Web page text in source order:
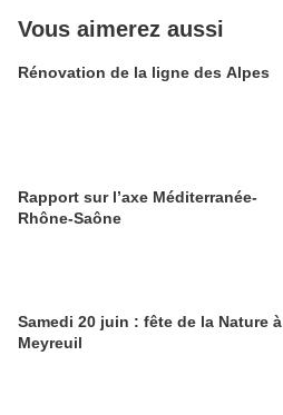
Vous aimerez aussi
Rénovation de la ligne des Alpes
Rapport sur l’axe Méditerranée-
Rhône-Saône
Samedi 20 juin : fête de la Nature à
Meyreuil